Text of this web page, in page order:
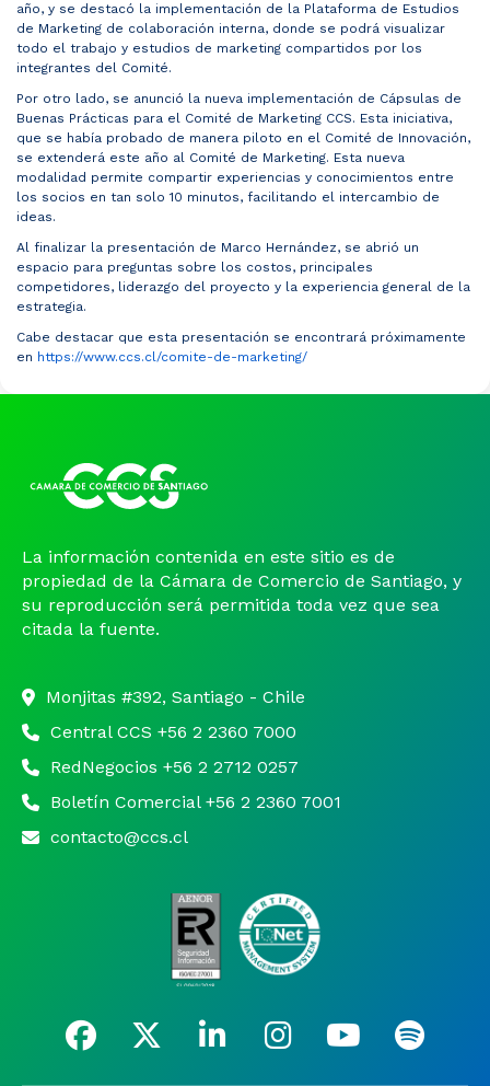
año, y se destacó la implementación de la Plataforma de Estudios
de Marketing de colaboración interna, donde se podrá visualizar
todo el trabajo y estudios de marketing compartidos por los
integrantes del Comité.
Por otro lado, se anunció la nueva implementación de Cápsulas de
Buenas Prácticas para el Comité de Marketing CCS. Esta iniciativa,
que se había probado de manera piloto en el Comité de Innovación,
se extenderá este año al Comité de Marketing. Esta nueva
modalidad permite compartir experiencias y conocimientos entre
los socios en tan solo 10 minutos, facilitando el intercambio de
ideas.
Al finalizar la presentación de Marco Hernández, se abrió un
espacio para preguntas sobre los costos, principales
competidores, liderazgo del proyecto y la experiencia general de la
estrategia.
Cabe destacar que esta presentación se encontrará próximamente
en https://www.ccs.cl/comite-de-marketing/
La información contenida en este sitio es de
propiedad de la Cámara de Comercio de Santiago, y
su reproducción será permitida toda vez que sea
citada la fuente.
Monjitas #392, Santiago - Chile
Central CCS +56 2 2360 7000
RedNegocios +56 2 2712 0257
Boletín Comercial +56 2 2360 7001
contacto@ccs.cl